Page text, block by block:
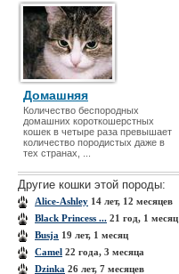
Домашняя
Количество беспородных
домашних короткошерстных
кошек в четыре раза превышает
количество породистых даже в
тех странах, ...
Другие кошки этой породы:
Alice-Ashley 14 лет, 12 месяцев
Black Princess ... 21 год, 1 месяц
Busja 19 лет, 1 месяц
Camel 22 года, 3 месяца
Dzinka 26 лет, 7 месяцев